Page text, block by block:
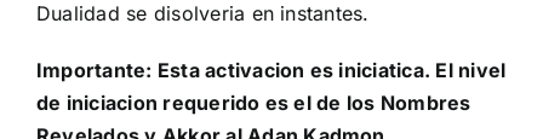
Dualidad se disolveria en instantes.
Importante: Esta activacion es iniciatica. El nivel
de iniciacion requerido es el de los Nombres